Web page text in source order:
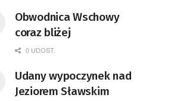
Obwodnica Wschowy
coraz bliżej
0 UDOST.
Udany wypoczynek nad
Jeziorem Sławskim